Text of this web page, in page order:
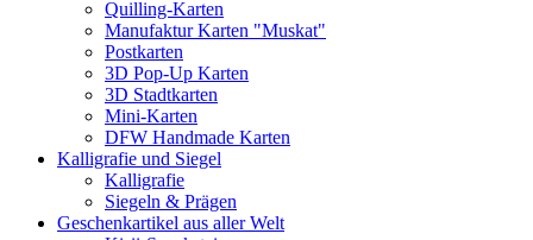
Quilling-Karten
Manufaktur Karten "Muskat"
Postkarten
3D Pop-Up Karten
3D Stadtkarten
Mini-Karten
DFW Handmade Karten
Kalligrafie und Siegel
Kalligrafie
Siegeln & Prägen
Geschenkartikel aus aller Welt